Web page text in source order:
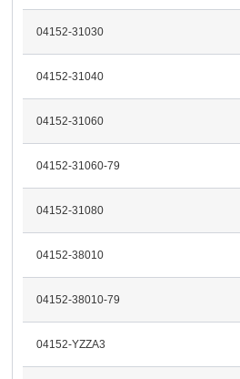
04152-31030
04152-31040
04152-31060
04152-31060-79
04152-31080
04152-38010
04152-38010-79
04152-YZZA3